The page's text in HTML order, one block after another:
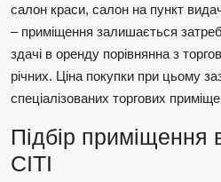
салон краси, салон на пункт
– приміщення залишається
здачі в оренду порівнянна з
річних. Ціна покупки при цьому
спеціалізованих торгових
Підбір приміщення
СІТІ